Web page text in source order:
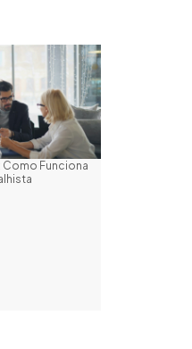
Como Funciona